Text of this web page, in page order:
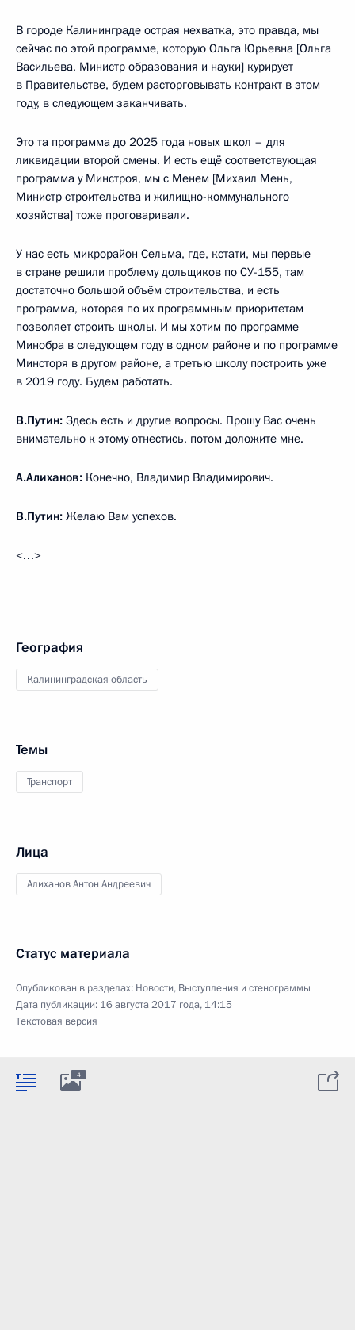
В городе Калининграде острая нехватка, это правда, мы
сейчас по этой программе, которую Ольга Юрьевна [Ольга
Васильева, Министр образования и науки] курирует
в Правительстве, будем расторговывать контракт в этом
году, в следующем заканчивать.
Это та программа до 2025 года новых школ – для
ликвидации второй смены. И есть ещё соответствующая
программа у Минстроя, мы с Менем [Михаил Мень,
Министр строительства и жилищно-коммунального
хозяйства] тоже проговаривали.
У нас есть микрорайон Сельма, где, кстати, мы первые
в стране решили проблему дольщиков по СУ-155, там
достаточно большой объём строительства, и есть
программа, которая по их программным приоритетам
позволяет строить школы. И мы хотим по программе
Минобра в следующем году в одном районе и по программе
Минсторя в другом районе, а третью школу построить уже
в 2019 году. Будем работать.
В.Путин: Здесь есть и другие вопросы. Прошу Вас очень
внимательно к этому отнестись, потом доложите мне.
А.Алиханов: Конечно, Владимир Владимирович.
В.Путин: Желаю Вам успехов.
<…>
География
Калининградская область
Темы
Транспорт
Лица
Алиханов Антон Андреевич
Статус материала
Опубликован в разделах: Новости, Выступления и стенограммы
Дата публикации: 16 августа 2017 года, 14:15
Текстовая версия
4